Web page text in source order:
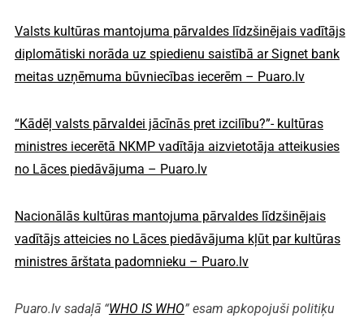
Valsts kultūras mantojuma pārvaldes līdzšinējais vadītājs
diplomātiski norāda uz spiedienu saistībā ar Signet bank
meitas uzņēmuma būvniecības iecerēm – Puaro.lv
“Kādēļ valsts pārvaldei jācīnās pret izcilību?”- kultūras
ministres iecerētā NKMP vadītāja aizvietotāja atteikusies
no Lāces piedāvājuma – Puaro.lv
Nacionālās kultūras mantojuma pārvaldes līdzšinējais
vadītājs atteicies no Lāces piedāvājuma kļūt par kultūras
ministres ārštata padomnieku – Puaro.lv
Puaro.lv sadaļā “WHO IS WHO” esam apkopojuši politiķu